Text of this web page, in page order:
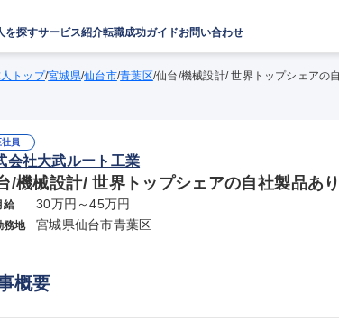
を探すサービス紹介転職成功ガイドお問い合わせ
トップ/宮城県/仙台市/青葉区/仙台/機械設計/ 世界トップシェアの
社員
会社大武ルート工業
/機械設計/ 世界トップシェアの自社製品あ
給 30万円～45万円
務地 宮城県仙台市青葉区
概要